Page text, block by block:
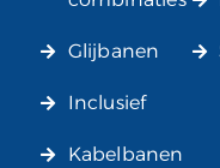
Glijbanen
Inclusief
Kabelbanen